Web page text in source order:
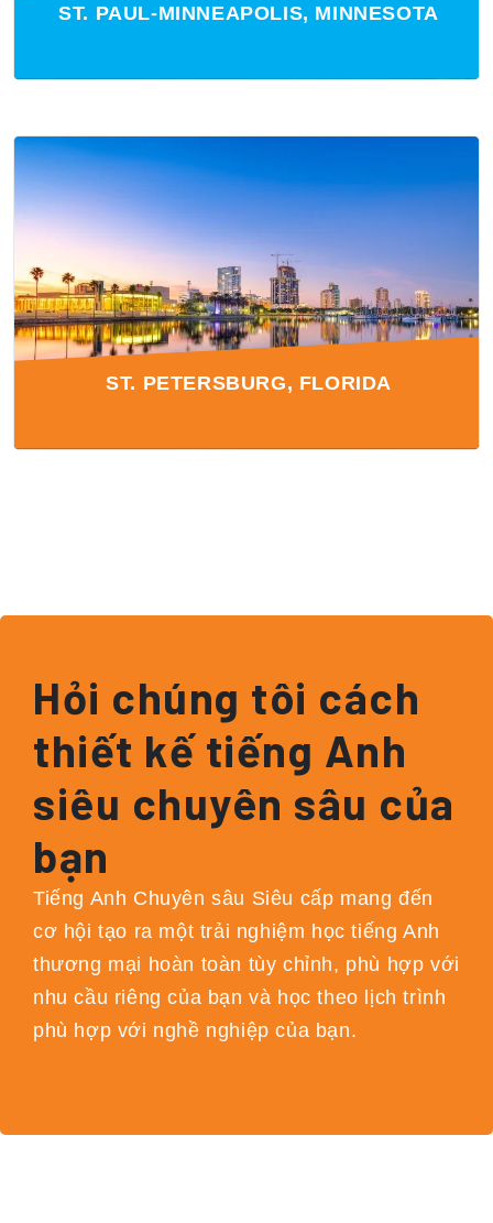
ST. PAUL-MINNEAPOLIS, MINNESOTA
ST. PETERSBURG, FLORIDA
Hỏi chúng tôi cách
thiết kế tiếng Anh
siêu chuyên sâu của
bạn
Tiếng Anh Chuyên sâu Siêu cấp mang đến
cơ hội tạo ra một trải nghiệm học tiếng Anh
thương mại hoàn toàn tùy chỉnh, phù hợp với
nhu cầu riêng của bạn và học theo lịch trình
phù hợp với nghề nghiệp của bạn.